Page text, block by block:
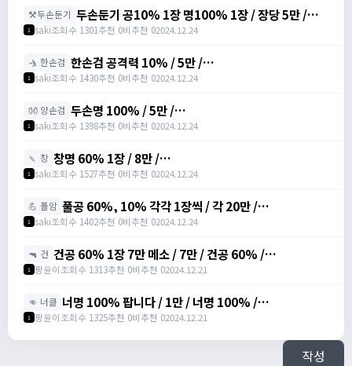
⚒️두손둔기 두손둔기 공10% 1장 명100% 1장 / 장당 5만 /
https://open.kakao.com/o/sREW1M6g
1 saki조회수 1301추천 0비추천 02024.12.24
🤺 한손검 한손검 공격력 10% / 5만 /
https://open.kakao.com/o/sREW1M6g
1 saki조회수 1430추천 0비추천 02024.12.24
👐 양손검 두손명 100% / 5만 /
https://open.kakao.com/o/sREW1M6g
1 saki조회수 1398추천 0비추천 02024.12.24
🍡 창 창명 60% 1장 / 8만 /
https://open.kakao.com/o/sREW1M6g
1 saki조회수 1527추천 0비추천 02024.12.24
💪 폴암 풀공 60%, 10% 각각 1장씩 / 각 20만 /
https://open.kakao.com/o/sREW1M6g
1 saki조회수 1402추천 0비추천 02024.12.24
🔫 건 건공 60% 1장 7만 메소 / 7만 / 건공 60% /
https://open.kakao.com/o/szTBqf6g
1 팡윤이조회수 1313추천 0비추천 02024.12.21
👊 너클 너명 100% 팝니다 / 1만 / 너명 100% /
https://open.kakao.com/o/szTBqf6g
1 팡윤이조회수 1325추천 0비추천 02024.12.21
작성